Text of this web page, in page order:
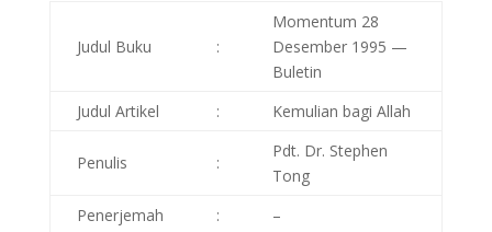
Judul Buku :
Momentum 28
Desember 1995 —
Buletin
Judul Artikel
: Kemulian bagi Allah
Penulis :
Pdt. Dr. Stephen
Tong
Penerjemah
: –